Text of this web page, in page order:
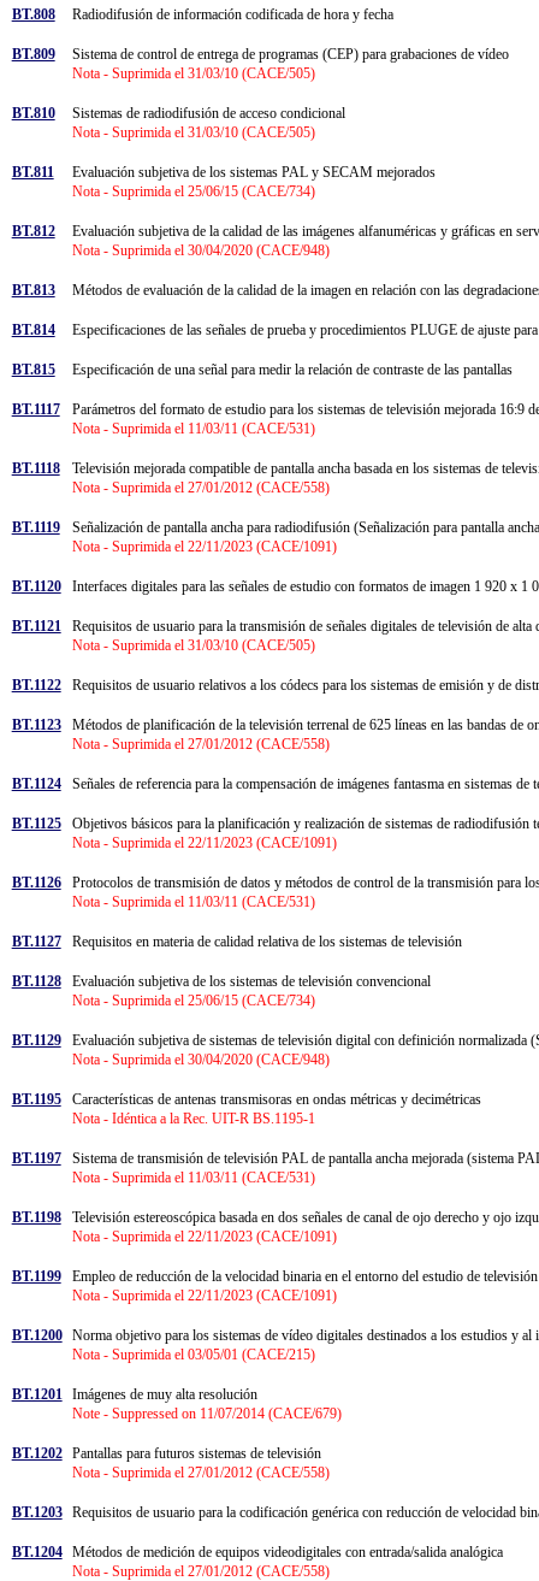
BT.808 Radiodifusión de información codificada de hora y fecha
BT.809
Sistema de control de entrega de programas (CEP) para grabaciones de vídeo
Nota - Suprimida el 31/03/10 (CACE/505)
BT.810
Sistemas de radiodifusión de acceso condicional
Nota - Suprimida el 31/03/10 (CACE/505)
BT.811
Evaluación subjetiva de los sistemas PAL y SECAM mejorados
Nota - Suprimida el 25/06/15 (CACE/734)
BT.812
Evaluación subjetiva de la calidad de las imágenes alfanuméricas y gráficas en
Nota - Suprimida el 30/04/2020 (CACE/948)
BT.813 Métodos de evaluación de la calidad de la imagen en relación con las
BT.814 Especificaciones de las señales de prueba y procedimientos PLUGE de ajuste
BT.815 Especificación de una señal para medir la relación de contraste de las pantallas
BT.1117
Parámetros del formato de estudio para los sistemas de televisión mejorada
Nota - Suprimida el 11/03/11 (CACE/531)
BT.1118
Televisión mejorada compatible de pantalla ancha basada en los sistemas de
Nota - Suprimida el 27/01/2012 (CACE/558)
BT.1119
Señalización de pantalla ancha para radiodifusión (Señalización para pantalla
Nota - Suprimida el 22/11/2023 (CACE/1091)
BT.1120 Interfaces digitales para las señales de estudio con formatos de imagen 1 920 x 1
BT.1121
Requisitos de usuario para la transmisión de señales digitales de televisión de
Nota - Suprimida el 31/03/10 (CACE/505)
BT.1122 Requisitos de usuario relativos a los códecs para los sistemas de emisión y
BT.1123
Métodos de planificación de la televisión terrenal de 625 líneas en las bandas de
Nota - Suprimida el 27/01/2012 (CACE/558)
BT.1124 Señales de referencia para la compensación de imágenes fantasma en sistemas
BT.1125
Objetivos básicos para la planificación y realización de sistemas de
Nota - Suprimida el 22/11/2023 (CACE/1091)
BT.1126
Protocolos de transmisión de datos y métodos de control de la transmisión para
Nota - Suprimida el 11/03/11 (CACE/531)
BT.1127 Requisitos en materia de calidad relativa de los sistemas de televisión
BT.1128
Evaluación subjetiva de los sistemas de televisión convencional
Nota - Suprimida el 25/06/15 (CACE/734)
BT.1129
Evaluación subjetiva de sistemas de televisión digital con definición
Nota - Suprimida el 30/04/2020 (CACE/948)
BT.1195
Características de antenas transmisoras en ondas métricas y decimétricas
Nota - Idéntica a la Rec. UIT-R BS.1195-1
BT.1197
Sistema de transmisión de televisión PAL de pantalla ancha mejorada (sistema
Nota - Suprimida el 11/03/11 (CACE/531)
BT.1198
Televisión estereoscópica basada en dos señales de canal de ojo derecho y ojo
Nota - Suprimida el 22/11/2023 (CACE/1091)
BT.1199
Empleo de reducción de la velocidad binaria en el entorno del estudio de
Nota - Suprimida el 22/11/2023 (CACE/1091)
BT.1200 Norma objetivo para los sistemas de vídeo digitales destinados a los estudios y
Nota - Suprimida el 03/05/01 (CACE/215)
BT.1201
Imágenes de muy alta resolución
Note - Suppressed on 11/07/2014 (CACE/679)
BT.1202 Pantallas para futuros sistemas de televisión
Nota - Suprimida el 27/01/2012 (CACE/558)
BT.1203 Requisitos de usuario para la codificación genérica con reducción de velocidad
BT.1204 Métodos de medición de equipos videodigitales con entrada/salida analógica
Nota - Suprimida el 27/01/2012 (CACE/558)